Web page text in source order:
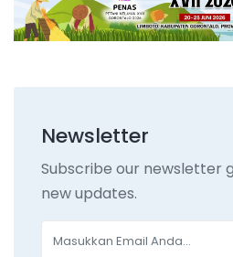
Newsletter
Subscribe our newsletter
new updates.